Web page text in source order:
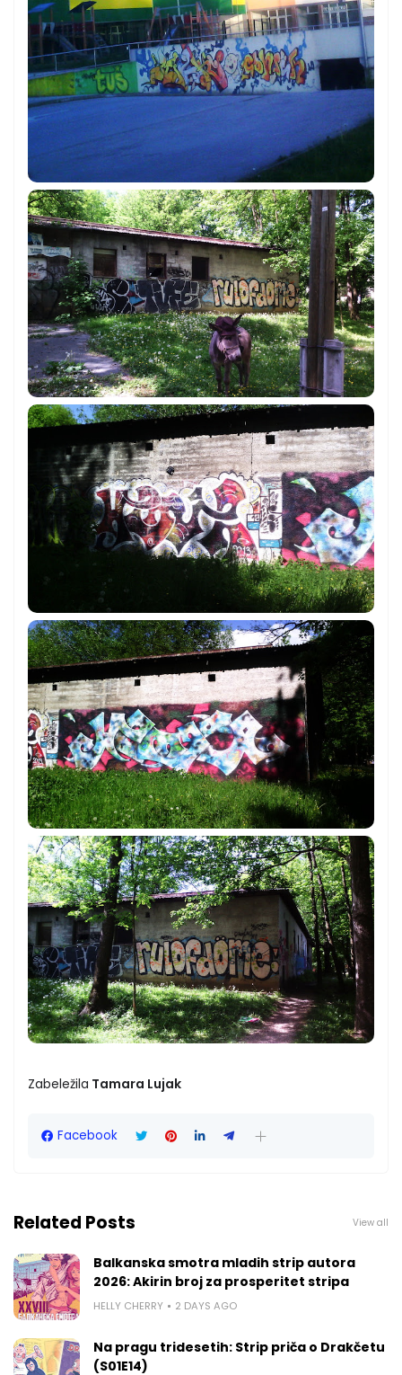
Zabeležila Tamara Lujak
Facebook
Related Posts View all
Balkanska smotra mladih strip autora
2026: Akirin broj za prosperitet stripa
HELLY CHERRY 2 DAYS AGO
Na pragu tridesetih: Strip priča o Drakčetu
(S01E14)